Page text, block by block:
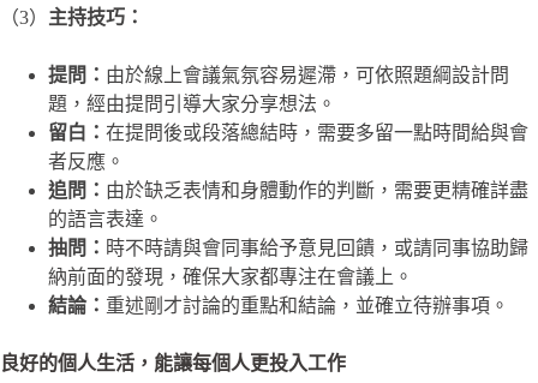
（3） 主持技巧：
提問： 由於線上會議氣氛容易遲滯，可依照題綱設計問
題，經由提問引導大家分享想法。
留白： 在提問後或段落總結時，需要多留一點時間給與會
者反應。
追問： 由於缺乏表情和身體動作的判斷，需要更精確詳盡
的語言表達。
抽問： 時不時請與會同事給予意見回饋，或請同事協助歸
納前面的發現，確保大家都專注在會議上。
結論： 重述剛才討論的重點和結論，並確立待辦事項。
良好的個人生活，能讓每個人更投入工作